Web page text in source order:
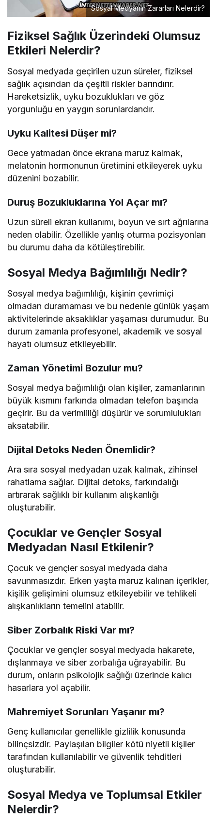
Sosyal Medyanın Zararları Nelerdir?
Fiziksel Sağlık Üzerindeki Olumsuz
Etkileri Nelerdir?
Sosyal medyada geçirilen uzun süreler, fiziksel
sağlık açısından da çeşitli riskler barındırır.
Hareketsizlik, uyku bozuklukları ve göz
yorgunluğu en yaygın sorunlardandır.
Uyku Kalitesi Düşer mi?
Gece yatmadan önce ekrana maruz kalmak,
melatonin hormonunun üretimini etkileyerek uyku
düzenini bozabilir.
Duruş Bozukluklarına Yol Açar mı?
Uzun süreli ekran kullanımı, boyun ve sırt ağrılarına
neden olabilir. Özellikle yanlış oturma pozisyonları
bu durumu daha da kötüleştirebilir.
Sosyal Medya Bağımlılığı Nedir?
Sosyal medya bağımlılığı, kişinin çevrimiçi
olmadan duramaması ve bu nedenle günlük yaşam
aktivitelerinde aksaklıklar yaşaması durumudur. Bu
durum zamanla profesyonel, akademik ve sosyal
hayatı olumsuz etkileyebilir.
Zaman Yönetimi Bozulur mu?
Sosyal medya bağımlılığı olan kişiler, zamanlarının
büyük kısmını farkında olmadan telefon başında
geçirir. Bu da verimliliği düşürür ve sorumlulukları
aksatabilir.
Dijital Detoks Neden Önemlidir?
Ara sıra sosyal medyadan uzak kalmak, zihinsel
rahatlama sağlar. Dijital detoks, farkındalığı
artırarak sağlıklı bir kullanım alışkanlığı
oluşturabilir.
Çocuklar ve Gençler Sosyal
Medyadan Nasıl Etkilenir?
Çocuk ve gençler sosyal medyada daha
savunmasızdır. Erken yaşta maruz kalınan içerikler,
kişilik gelişimini olumsuz etkileyebilir ve tehlikeli
alışkanlıkların temelini atabilir.
Siber Zorbalık Riski Var mı?
Çocuklar ve gençler sosyal medyada hakarete,
dışlanmaya ve siber zorbalığa uğrayabilir. Bu
durum, onların psikolojik sağlığı üzerinde kalıcı
hasarlara yol açabilir.
Mahremiyet Sorunları Yaşanır mı?
Genç kullanıcılar genellikle gizlilik konusunda
bilinçsizdir. Paylaşılan bilgiler kötü niyetli kişiler
tarafından kullanılabilir ve güvenlik tehditleri
oluşturabilir.
Sosyal Medya ve Toplumsal Etkiler
Nelerdir?